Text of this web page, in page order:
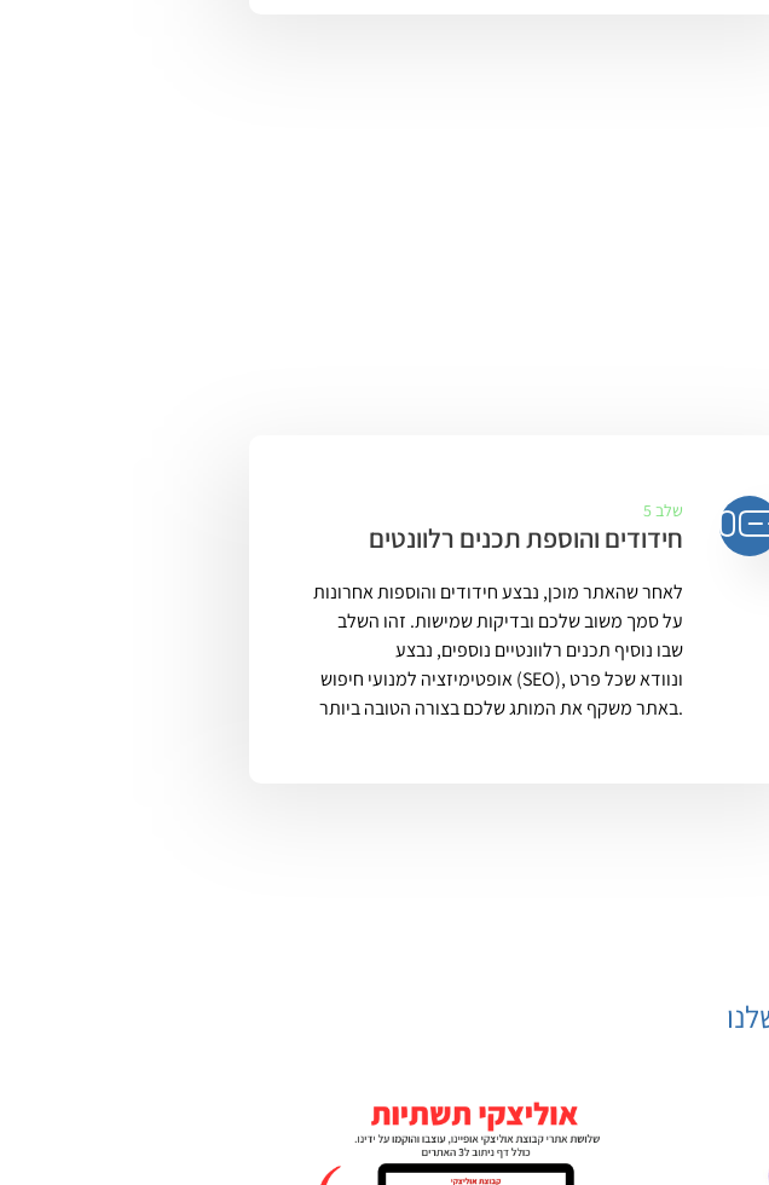
שלב 5
חידודים והוספת תכנים רלוונטים
לאחר שהאתר מוכן, נבצע חידודים והוספות אחרונות
על סמך משוב שלכם ובדיקות שמישות. זהו השלב
שבו נוסיף תכנים רלוונטיים נוספים, נבצע
אופטימיזציה למנועי חיפוש (SEO), ונוודא שכל פרט
באתר משקף את המותג שלכם בצורה הטובה ביותר.